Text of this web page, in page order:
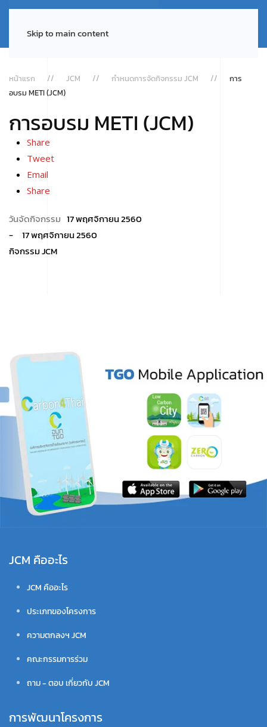
Skip to main content
หน้าแรก JCM กำหนดการจัดกิจกรรม JCM
การ
อบรม METI (JCM)
การอบรม METI (JCM)
Share
Tweet
Email
Share
17 พฤศจิกายน 2560
17 พฤศจิกายน 2560
กิจกรรม JCM
JCM คืออะไร
JCM คืออะไร
ประเภทของโครงการ
ความตกลงฯ JCM
คณะกรรมการร่วม
ถาม - ตอบ เกี่ยวกับ JCM
การพัฒนาโครงการ